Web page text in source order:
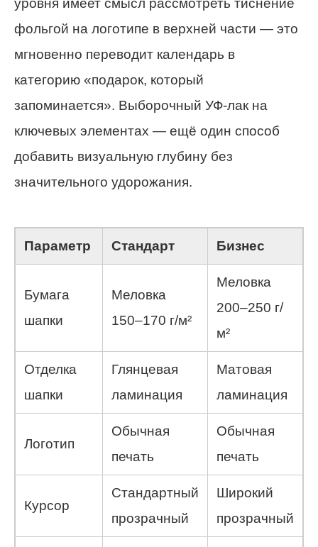
фольгой на логотипе в верхней части — это
мгновенно переводит календарь в
категорию «подарок, который
запоминается». Выборочный УФ-лак на
ключевых элементах — ещё один способ
добавить визуальную глубину без
значительного удорожания.
Параметр Стандарт Бизнес
Бумага
шапки
Меловка
150–170 г/м²
Меловка
200–250 г/
м²
Отделка
шапки
Глянцевая
ламинация
Матовая
ламинация
Логотип
Обычная
печать
Обычная
печать
Курсор
Стандартный
прозрачный
Широкий
прозрачный